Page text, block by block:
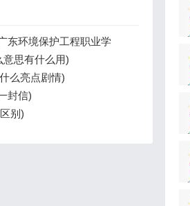
东环境保护工程职业学
思有什么用)
么亮点剧情)
封信)
别)